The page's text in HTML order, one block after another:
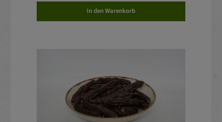
In den Warenkorb